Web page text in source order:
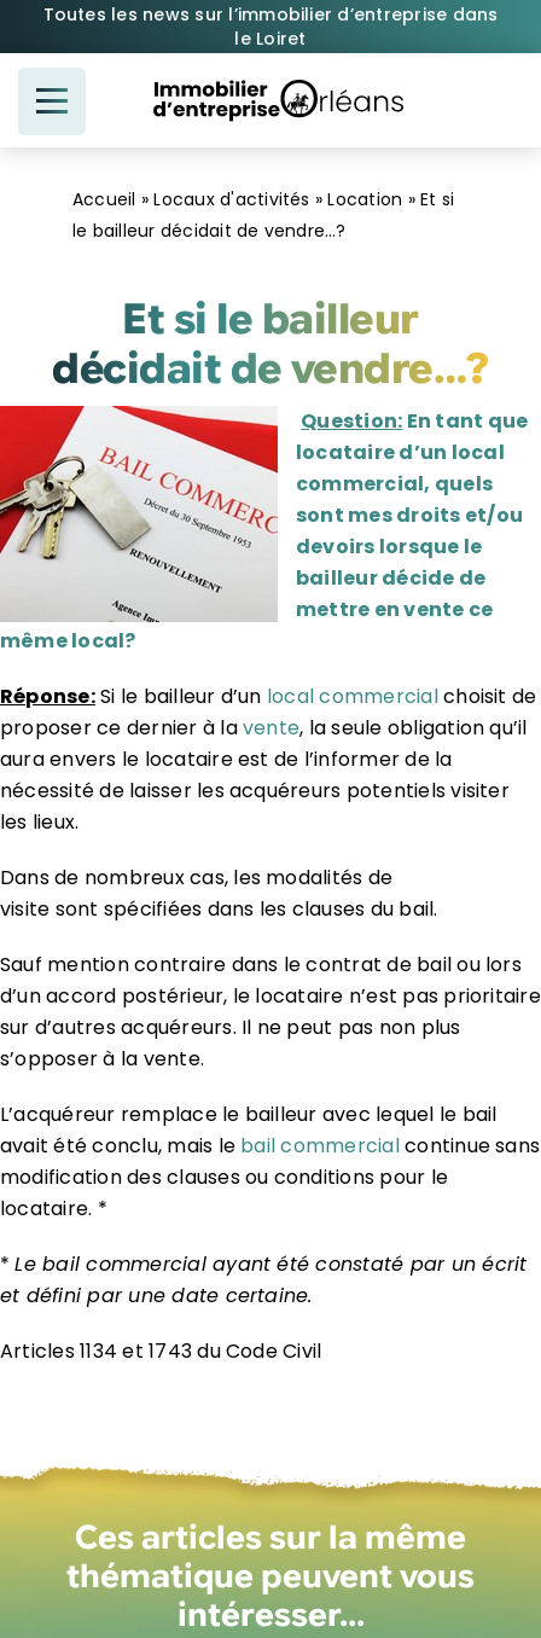
Passer
contenu
Toutes les news sur l’immobilier d’entreprise dans
le Loiret
Accueil »Locaux d'activités »Location »Et si
le bailleur décidait de vendre…?
Et si le bailleur
décidait de vendre…?
Question: En tant que
locataire d’un local
commercial, quels
sont mes droits et/ou
devoirs lorsque le
bailleur décide de
mettre en vente ce
même local?
Réponse:Si le bailleur d’un local commercialchoisit de
proposer ce dernier à lavente, la seule obligation qu’il
aura envers le locataire est de l’informer de la
nécessité de laisser les acquéreurs potentiels visiter
les lieux.
Dans de nombreux cas, les modalités de
visite sont spécifiées dans les clauses du bail.
Sauf mention contraire dans le contrat de bail ou lors
d’un accord postérieur, le locataire n’est pas prioritaire
sur d’autres acquéreurs. Il ne peut pas non plus
s’opposer à la vente.
L’acquéreur remplace le bailleur avec lequel le bail
avait été conclu, mais le bail commercialcontinue sans
modification des clauses ou conditions pour le
locataire. *
*Le bail commercial ayant été constaté par un écrit
et défini par une date certaine.
Articles 1134 et 1743 du Code Civil
Ces articles sur la même
thématique peuvent vous
intéresser…